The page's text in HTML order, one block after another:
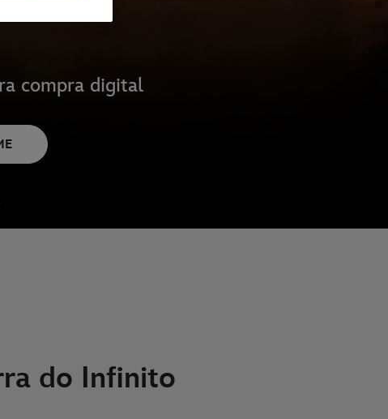
compra digital
do Infinito